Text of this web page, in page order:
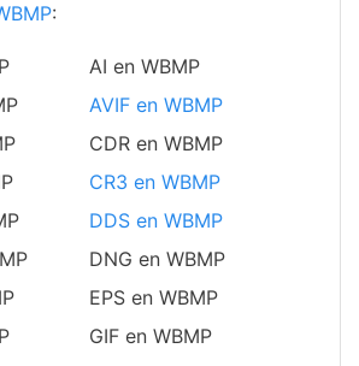
:
AI en WBMP
AVIF en WBMP
CDR en WBMP
CR3 en WBMP
DDS en WBMP
DNG en WBMP
EPS en WBMP
GIF en WBMP